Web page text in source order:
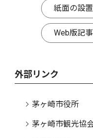
紙面の設
Web版記
外部リンク
茅ヶ崎市役所
茅ヶ崎市観光協